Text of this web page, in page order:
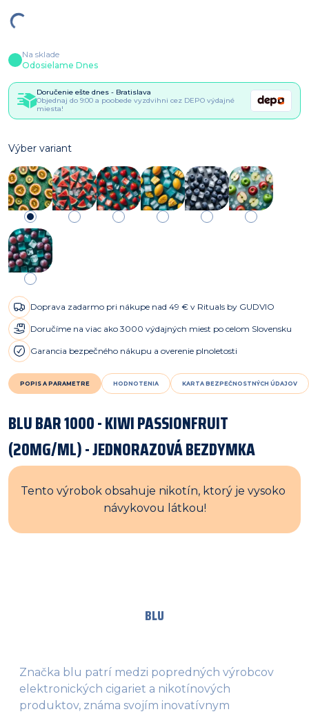
Na sklade
Odosielame Dnes
Doručenie ešte dnes - Bratislava
Objednaj do 9:00 a poobede vyzdvihni cez DEPO výdajné
miesta!
Výber variant
Doprava zadarmo pri nákupe nad 49 € v Rituals by GUDVIO
Doručíme na viac ako 3000 výdajných miest po celom Slovensku
Garancia bezpečného nákupu a overenie plnoletosti
POPIS A PARAMETRE HODNOTENIA KARTA BEZPEČNOSTNÝCH ÚDAJOV
BLU BAR 1000 - KIWI PASSIONFRUIT
(20MG/ML) - JEDNORAZOVÁ BEZDYMKA
Tento výrobok obsahuje nikotín, ktorý je vysoko
návykovou látkou!
BLU
Značka blu patrí medzi popredných výrobcov
elektronických cigariet a nikotínových
produktov, známa svojím inovatívnym